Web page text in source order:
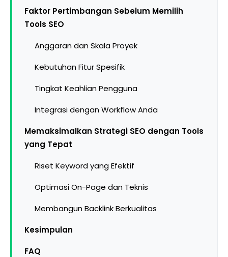
Faktor Pertimbangan Sebelum Memilih
Tools SEO
Anggaran dan Skala Proyek
Kebutuhan Fitur Spesifik
Tingkat Keahlian Pengguna
Integrasi dengan Workflow Anda
Memaksimalkan Strategi SEO dengan Tools
yang Tepat
Riset Keyword yang Efektif
Optimasi On-Page dan Teknis
Membangun Backlink Berkualitas
Kesimpulan
FAQ